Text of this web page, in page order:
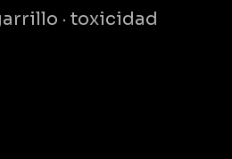
· toxicidad